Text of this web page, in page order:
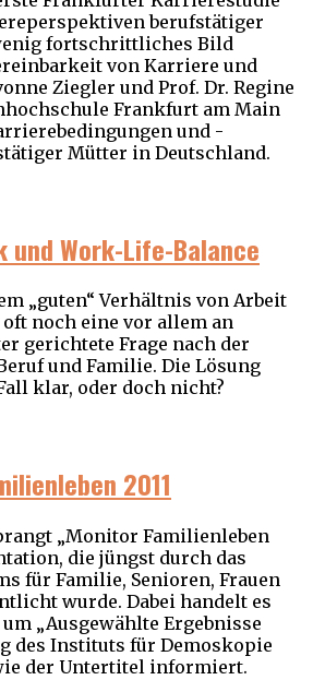
berufstätiger
fortschrittliches Bild
von Karriere und
Ziegler und Prof. Dr. Regine
Frankfurt am Main
und -
Mütter in Deutschland.
Work-Life-Balance
„guten“ Verhältnis von Arbeit
noch eine vor allem an
gerichtete Frage nach der
und Familie. Die Lösung
klar, oder doch nicht?
2011
„Monitor Familienleben
die jüngst durch das
für Familie, Senioren, Frauen
wurde. Dabei handelt es
„Ausgewählte Ergebnisse
des Instituts für Demoskopie
der Untertitel informiert.